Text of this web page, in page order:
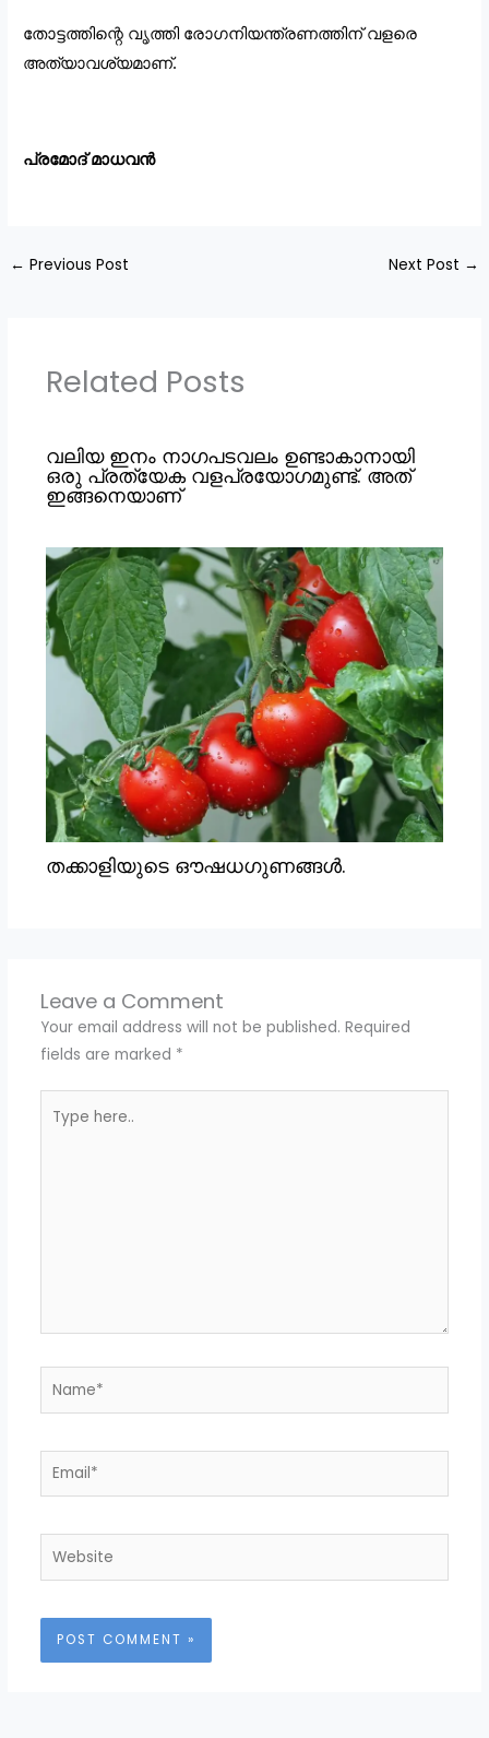
തോട്ടത്തിന്റെ വൃത്തി രോഗനിയന്ത്രണത്തിന് വളരെ
അത്യാവശ്യമാണ്.
പ്രമോദ് മാധവൻ
← Previous Post Next Post →
Related Posts
വലിയ ഇനം നാഗപടവലം ഉണ്ടാകാനായി
ഒരു പ്രത്യേക വളപ്രയോഗമുണ്ട്. അത്
ഇങ്ങനെയാണ്
തക്കാളിയുടെ ഔഷധഗുണങ്ങൾ.
Leave a Comment
Your email address will not be published. Required
fields are marked *
here..
Name*
Email*
Website